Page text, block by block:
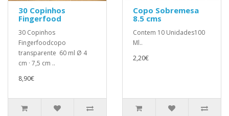
30 Copinhos
Fingerfood
30 Copinhos
Fingerfoodcopo
transparente 60 ml Ø 4
cm · 7,5 cm ..
8,90€
Copo Sobremesa
8.5 cms
Contem 10 Unidades100
Ml..
2,20€